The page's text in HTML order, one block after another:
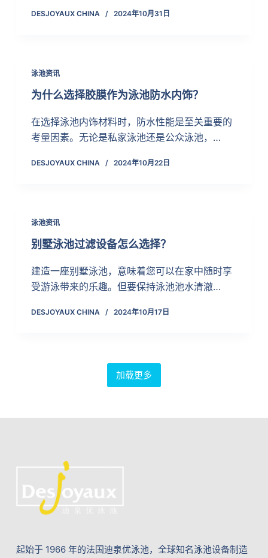
DESJOYAUX CHINA 2024年10月31日
泳池资讯
为什么选择胶膜作为泳池防水内饰？
在选择泳池内饰材料时，防水性能是至关重要的
考量因素。无论是私家泳池还是公众泳池，…
DESJOYAUX CHINA 2024年10月22日
泳池资讯
别墅泳池过滤设备怎么选择？
建造一座别墅泳池，意味着您可以在家中随时享
受游泳带来的乐趣。但要保持泳池池水清澈…
DESJOYAUX CHINA 2024年10月17日
加载更多
起始于 1966 年的法国迪泉优泳池，全球知名泳池设备制造